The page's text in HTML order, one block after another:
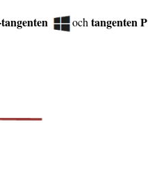
och tangenten P